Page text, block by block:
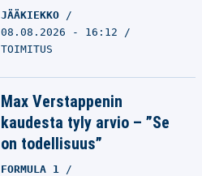
JÄÄKIEKKO
08.08.2026 - 16:12
TOIMITUS
Max Verstappenin
kaudesta tyly arvio – ”Se
on todellisuus”
FORMULA 1